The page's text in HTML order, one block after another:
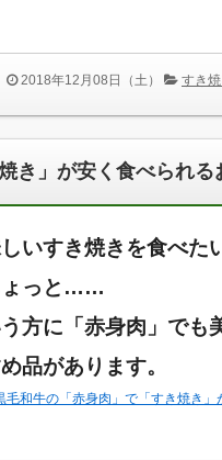
2018年12月08日（土） すき
き」が安く食べられる
いすき焼きを食べた
ょっと……
方に「赤身肉」でも
品があります。
毛和牛の「赤身肉」で「すき焼き